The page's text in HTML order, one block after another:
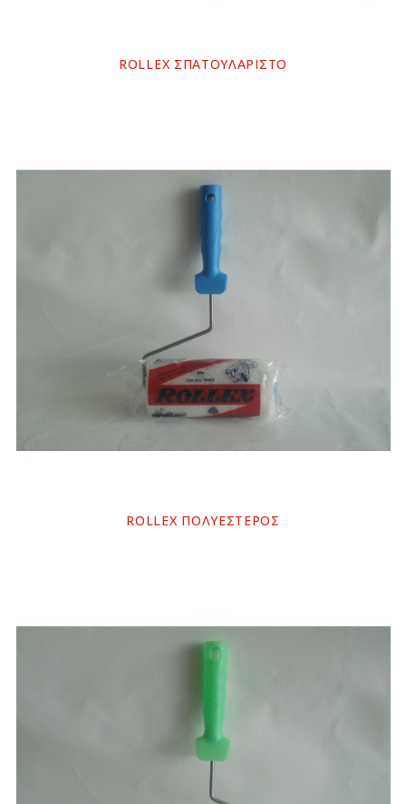
ROLLEX ΣΠΑΤΟΥΛΑΡΙΣΤΟ
ROLLEX ΠΟΛΥΕΣΤΕΡΟΣ